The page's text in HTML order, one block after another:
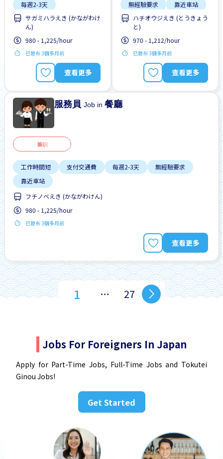
每週2-3天
無經驗要求
靠近車站
サガミハラえき (かながわけ
ん)
980 - 1,225/hour
已發布 3個多月前
查看更多
無經驗要求
靠近車站
ハチオウジえき (とうきょう
と)
970 - 1,212/hour
已發布 3個多月前
查看更多
服務員Job in餐廳
兼职
工作時間短 支付交通費 每週2-3天
無經驗要求
靠近車站
フチノベえき (かながわけん)
980 - 1,225/hour
已發布 3個多月前
查看更多
1 … 27
Jobs For Foreigners In Japan
Apply for Part-Time Jobs, Full-Time Jobs and Tokutei
Ginou Jobs!
Get Started